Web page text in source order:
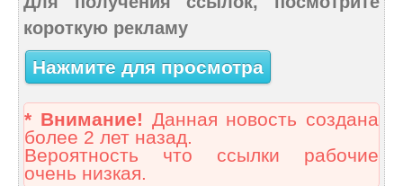
короткую рекламу
Нажмите для просмотра
* Внимание! Данная новость создана
более 2 лет назад.
Вероятность что ссылки рабочие
очень низкая.